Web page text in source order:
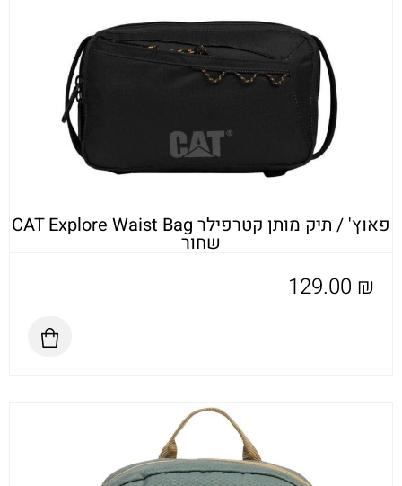
פאוץ' / תיק מותן קטרפילר CAT Explore Waist Bag
שחור
129.00 ₪